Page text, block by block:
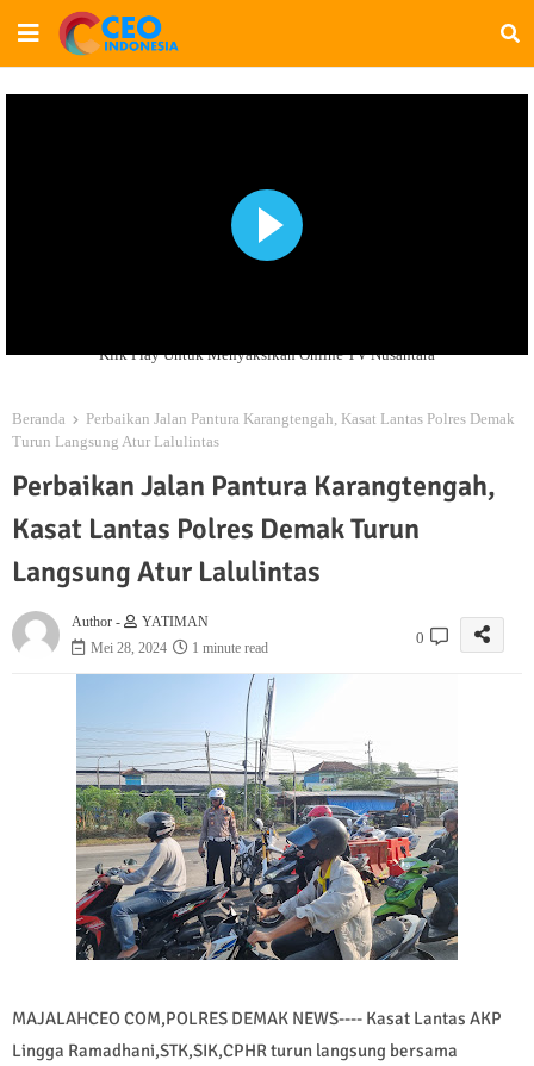
Klik Play Untuk Menyaksikan Online TV Nusantara
Beranda
Perbaikan Jalan Pantura Karangtengah, Kasat Lantas Polres Demak
Turun Langsung Atur Lalulintas
Perbaikan Jalan Pantura Karangtengah,
Kasat Lantas Polres Demak Turun
Langsung Atur Lalulintas
Author -
YATIMAN
Mei 28, 2024
1 minute read
0
MAJALAHCEO COM,POLRES DEMAK NEWS---- Kasat Lantas AKP
Lingga Ramadhani,STK,SIK,CPHR turun langsung bersama